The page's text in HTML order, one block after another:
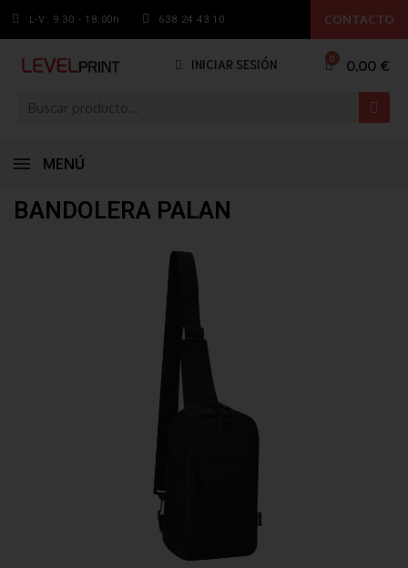
L-V: 9.30 - 18:00h 638 24 43 10 CONTACTO
INICIAR SESIÓN 0,00 €
MENÚ
BANDOLERA PALAN